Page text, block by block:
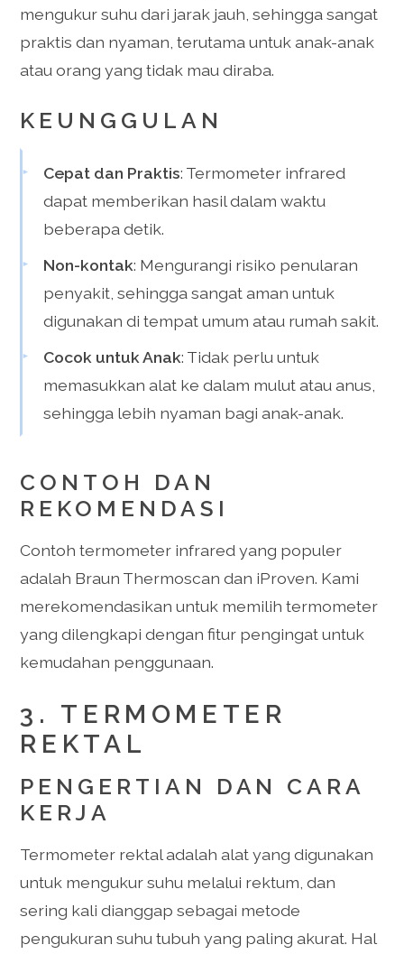
mengukur suhu dari jarak jauh, sehingga sangat
praktis dan nyaman, terutama untuk anak-anak
atau orang yang tidak mau diraba.
KEUNGGULAN
Cepat dan Praktis: Termometer infrared
dapat memberikan hasil dalam waktu
beberapa detik.
Non-kontak: Mengurangi risiko penularan
penyakit, sehingga sangat aman untuk
digunakan di tempat umum atau rumah sakit.
Cocok untuk Anak: Tidak perlu untuk
memasukkan alat ke dalam mulut atau anus,
sehingga lebih nyaman bagi anak-anak.
CONTOH DAN
REKOMENDASI
Contoh termometer infrared yang populer
adalah Braun Thermoscan dan iProven. Kami
merekomendasikan untuk memilih termometer
yang dilengkapi dengan fitur pengingat untuk
kemudahan penggunaan.
3. TERMOMETER
REKTAL
PENGERTIAN DAN CARA
KERJA
Termometer rektal adalah alat yang digunakan
untuk mengukur suhu melalui rektum, dan
sering kali dianggap sebagai metode
pengukuran suhu tubuh yang paling akurat. Hal